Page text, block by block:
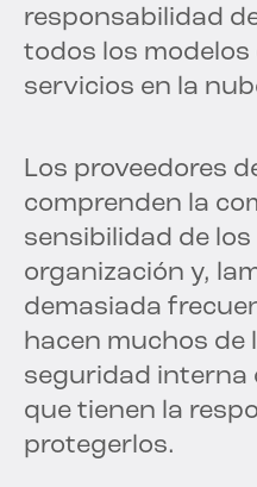
responsabilidad
todos los
servicios en la
Los proveedores
comprenden la
sensibilidad de
organización y,
demasiada
hacen muchos de
seguridad interna
que tienen la
protegerlos.